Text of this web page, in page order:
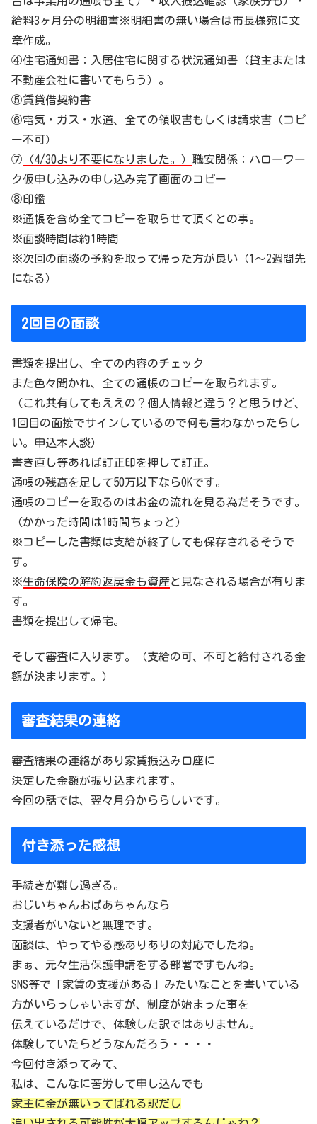
給料3ヶ月分の明細書※明細書の無い場合は市長様宛に文
章作成。
④住宅通知書：入居住宅に関する状況通知書（貸主または
不動産会社に書いてもらう）。
⑤賃貸借契約書
⑥電気・ガス・水道、全ての領収書もしくは請求書（コピ
ー不可）
⑦ （4/30より不要になりました。） 職安関係：ハローワー
ク仮申し込みの申し込み完了画面のコピー
⑧印鑑
※通帳を含め全てコピーを取らせて頂くとの事。
※面談時間は約1時間
※次回の面談の予約を取って帰った方が良い（1～2週間先
になる）
2回目の面談
書類を提出し、全ての内容のチェック
また色々聞かれ、全ての通帳のコピーを取られます。
（これ共有してもええの？個人情報と違う？と思うけど、
1回目の面接でサインしているので何も言わなかったらし
い。申込本人談）
書き直し等あれば訂正印を押して訂正。
通帳の残高を足して50万以下ならOKです。
通帳のコピーを取るのはお金の流れを見る為だそうです。
（かかった時間は1時間ちょっと）
※コピーした書類は支給が終了しても保存されるそうで
す。
※生命保険の解約返戻金も資産と見なされる場合が有りま
す。
書類を提出して帰宅。
そして審査に入ります。（支給の可、不可と給付される金
額が決まります。）
審査結果の連絡
審査結果の連絡があり家賃振込み口座に
決定した金額が振り込まれます。
今回の話では、翌々月分かららしいです。
付き添った感想
手続きが難し過ぎる。
おじいちゃんおばあちゃんなら
支援者がいないと無理です。
面談は、やってやる感ありありの対応でしたね。
まぁ、元々生活保護申請をする部署ですもんね。
SNS等で「家賃の支援がある」みたいなことを書いている
方がいらっしゃいますが、制度が始まった事を
伝えているだけで、体験した訳ではありません。
体験していたらどうなんだろう・・・・
今回付き添ってみて、
私は、こんなに苦労して申し込んでも
家主に金が無いってばれる訳だし